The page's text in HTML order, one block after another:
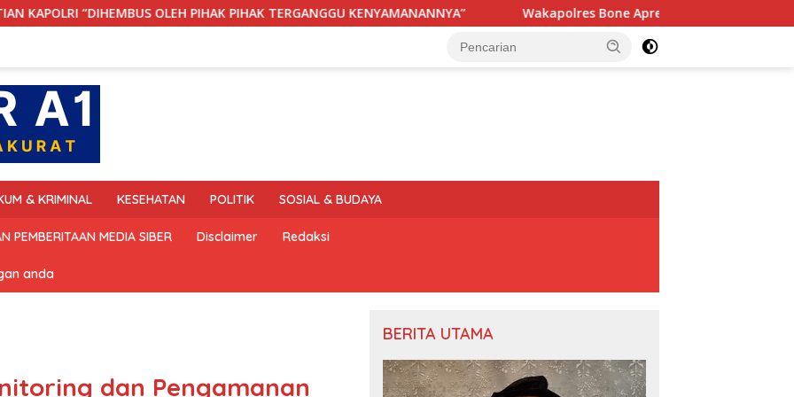
OLEH PIHAK PIHAK TERGANGGU KENYAMANANNYA” Wakapolres Bone Apresiasi Suksesnya Turnamen Beramal
& KRIMINAL KESEHATAN POLITIK SOSIAL & BUDAYA
PEMBERITAAN MEDIA SIBER Disclaimer Redaksi
anda
dan Pengamanan
BERITA UTAMA